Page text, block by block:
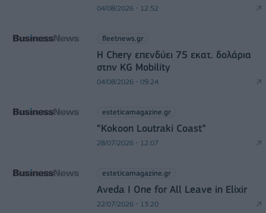
04/08/2026 - 12:52
fleetnews.gr
Η Chery επενδύει 75 εκατ. δολάρια
στην KG Mobility
04/08/2026 - 09:24
esteticamagazine.gr
“Kokoon Loutraki Coast”
28/07/2026 - 12:07
esteticamagazine.gr
Aveda I One for All Leave in Elixir
22/07/2026 - 13:20